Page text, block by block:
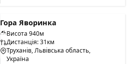
Гора Яворинка
Висота 940м
Дистанція: 31км
Труханів, Львівська область,
Україна